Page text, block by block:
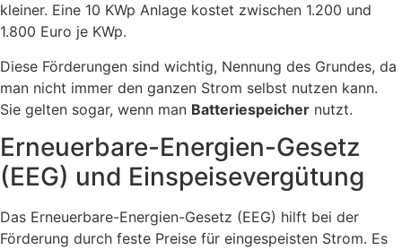
kleiner. Eine 10 KWp Anlage kostet zwischen 1.200 und
1.800 Euro je KWp.
Diese Förderungen sind wichtig, Nennung des Grundes, da
man nicht immer den ganzen Strom selbst nutzen kann.
Sie gelten sogar, wenn man Batteriespeicher nutzt.
Erneuerbare-Energien-Gesetz
(EEG) und Einspeisevergütung
Das Erneuerbare-Energien-Gesetz (EEG) hilft bei der
Förderung durch feste Preise für eingespeisten Strom. Es